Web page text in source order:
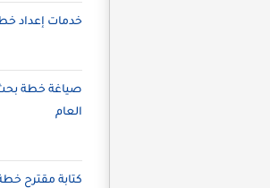
خدمات إعداد
صياغة خطة بحث
العام
كتابة مقترح